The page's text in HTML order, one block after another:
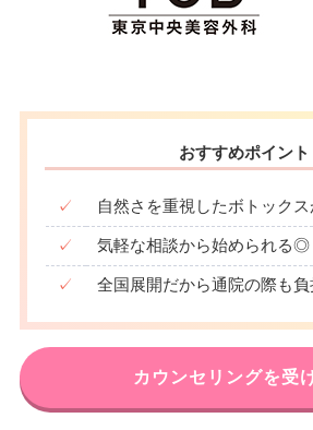
おすすめポイント
✓ 自然さを重視したボトック
✓ 気軽な相談から始められる◎
✓ 全国展開だから通院の際も
カウンセリングを受